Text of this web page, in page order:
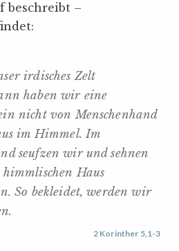
beschreibt –
irdisches Zelt
haben wir eine
nicht von Menschenhand
im Himmel. Im
seufzen wir und sehnen
Haus
So bekleidet, werden wir
2 Korinther 5,1-3